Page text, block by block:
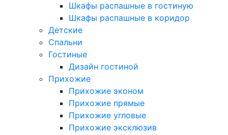
Шкафы распашные в гостиную
Шкафы распашные в коридор
Детские
Спальни
Гостиные
Дизайн гостиной
Прихожие
Прихожие эконом
Прихожие прямые
Прихожие угловые
Прихожие эксклюзив